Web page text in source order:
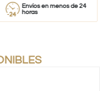
Envíos en menos de 24
horas